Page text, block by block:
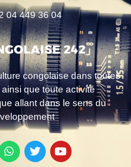
04 449 36 04
congolaise dans toutes
que toute activité
allant dans le sens du